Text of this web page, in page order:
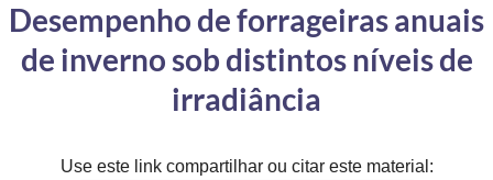
Controladoria-Geral da União
Secretaria de Governo
Desempenho de forrageiras anuais
de inverno sob distintos níveis de
irradiância
Use este link compartilhar ou citar este material: